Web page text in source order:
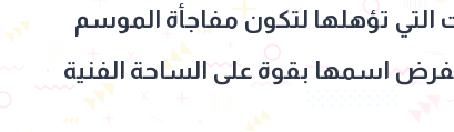
تؤهلها لتكون مفاجأة الموسم
تفرض اسمها بقوة على الساحة الفنية